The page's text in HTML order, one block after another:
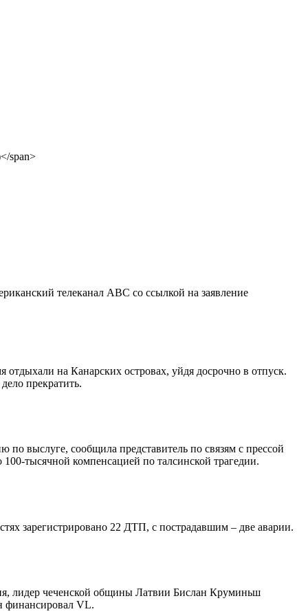
телеканал ABC со ссылкой на заявление
отдыхали на Канарских островах, уйдя досрочно в отпуск.
прекратить.
выслуге, сообщила представитель по связям с прессой
тысячной компенсацией по талсинской трагедии.
зарегистрировано 22 ДТП, с пострадавшим – две аварии.
лидер чеченской общины Латвии Бислан Круминьш
финансировал VL.